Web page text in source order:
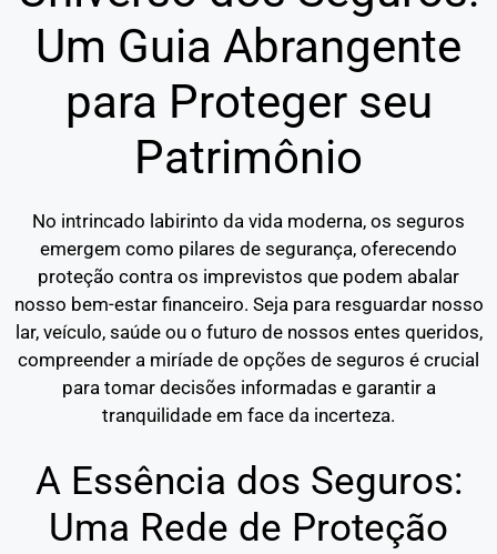
Um Guia Abrangente
para Proteger seu
Patrimônio
No intrincado labirinto da vida moderna, os seguros
emergem como pilares de segurança, oferecendo
proteção contra os imprevistos que podem abalar
nosso bem-estar financeiro. Seja para resguardar nosso
lar, veículo, saúde ou o futuro de nossos entes queridos,
compreender a miríade de opções de seguros é crucial
para tomar decisões informadas e garantir a
tranquilidade em face da incerteza.
A Essência dos Seguros:
Uma Rede de Proteção